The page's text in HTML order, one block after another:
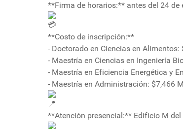
**Firma de horarios:** antes del 24 de
**Costo de inscripción:**
- Doctorado en Ciencias en Alimentos:
- Maestría en Ciencias en Ingeniería
- Maestría en Eficiencia Energética y
- Maestría en Administración: $7,466
**Atención presencial:** Edificio M